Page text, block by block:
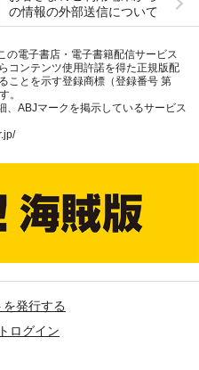
の情報の外部送信について
の電子書店・電子書籍配信サービス
コンテンツ使用許諾を得た正規版配
ことを示す登録商標（登録番号 第
。
、ABJマークを掲示しているサービス
発行する
ログイン